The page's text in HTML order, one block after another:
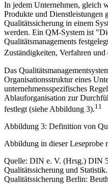
In jedem Unternehmen, gleich
Produkte und Dienstleistungen
Qualitätssicherung in einem
werden. Ein QM-System ist
Qualitätsmanagements
Zuständigkeiten, Verfahren
Das
Organisationsstruktur eines
unternehmensspezifisches
Ablauforganisation zur
festlegt (siehe Abbildung 3).11
Abbildung 3: Definition von
Abbildung in dieser Leseprobe
Quelle: DIN e. V. (Hrsg.) DIN
Qualitätssicherung und
Qualitätssicherung Berlin: